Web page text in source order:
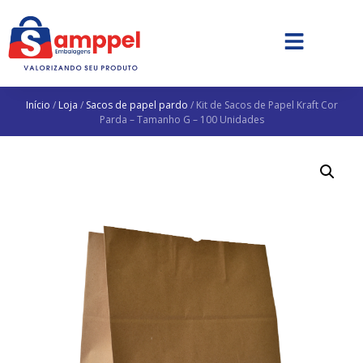
Início / Loja / Sacos de papel pardo / Kit de Sacos de Papel Kraft Cor
Parda – Tamanho G – 100 Unidades